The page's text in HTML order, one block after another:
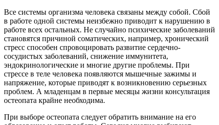
Все системы организма человека связаны между собой. Сбой
в работе одной системы неизбежно приводит к нарушению в
работе всех остальных. Не случайно психические заболеваний
становятся причиной соматических, например, хронический
стресс способен спровоцировать развитие сердечно-
сосудистых заболеваний, снижение иммунитета,
эндокринологические и многие другие проблемы. При
стрессе в теле человека появляются мышечные зажимы и
напряжение, которые приводят к возникновению серьезных
проблем. А младенцам в первые месяцы жизни консультация
остеопата крайне необходима.
При выборе остеопата следует обратить внимание на его